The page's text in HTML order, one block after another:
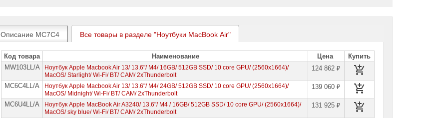
Описание MC7C4 Все товары в разделе "Ноутбуки MacBook Air"
Код товара Наименование Цена
Купить
MW103LL/A
Ноутбук Apple Macbook Air 13/ 13.6"/ M4/ 16GB/ 512GB SSD/ 10 core GPU/ (2560x1664)/
MacOS/ Starlight/ Wi-Fi/ BT/ CAM/ 2xThunderbolt
124 862 ₽
MC6C4LL/A
Ноутбук Apple Macbook Air 13/ 13.6"/ M4/ 24GB/ 512GB SSD/ 10 core GPU/ (2560x1664)/
MacOS/ Midnight/ Wi-Fi/ BT/ CAM/ 2xThunderbolt
139 060 ₽
MC6U4LL/A
Ноутбук Apple MacBook Air A3240/ 13.6"/ M4 / 16GB/ 512GB SSD/ 10 core GPU/ (2560x1664)/
MacOS/ sky blue/ Wi-Fi/ BT/ CAM/ 2xThunderbolt
131 925 ₽